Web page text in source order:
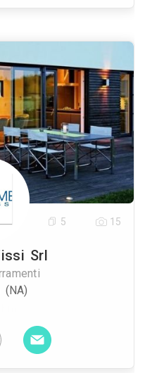
Srl
(NA)
5 15